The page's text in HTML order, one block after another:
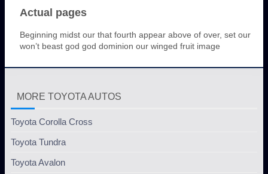
Actual pages
Beginning midst our that fourth appear above of over, set our
won’t beast god god dominion our winged fruit image
MORE TOYOTA AUTOS
Toyota Corolla Cross
Toyota Tundra
Toyota Avalon